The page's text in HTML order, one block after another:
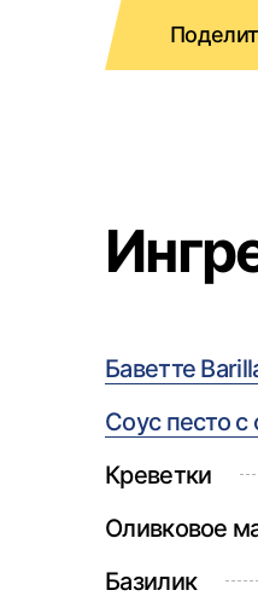
Баветте
Соус песто
Креветки
Оливковое
Базилик